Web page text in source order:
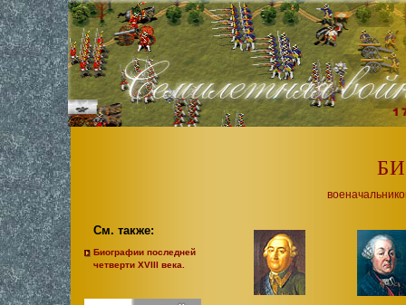
См. также:
Биографии последней
четверти XVIII века.